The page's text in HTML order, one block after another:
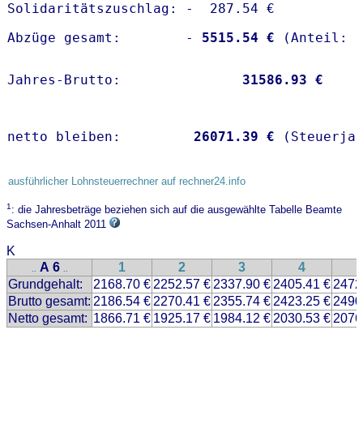
Solidaritätszuschlag: -  287.54 €
Abzüge gesamt:        -
5515.54 €
Jahres-Brutto: 31586.93 €
netto bleiben: 26071.39 €
ausführlicher Lohnsteuerrechner auf rechner24.info
1: die Jahresbeträge beziehen sich auf die ausgewählte Tabelle Beamte
Sachsen-Anhalt 2011
K
.. A 6 .. 1 2 3 4
Grundgehalt:
2168.70 € 2252.57 € 2337.90 € 2405.41 €
Brutto gesamt: 2186.54 € 2270.41 € 2355.74 € 2423.25 €
Netto gesamt: 1866.71 € 1925.17 € 1984.12 € 2030.53 €